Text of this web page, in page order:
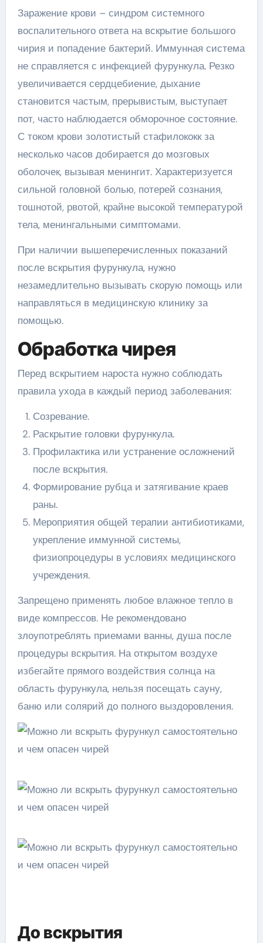
Заражение крови – синдром системного
воспалительного ответа на вскрытие большого
чирия и попадение бактерий. Иммунная система
не справляется с инфекцией фурункула. Резко
увеличивается сердцебиение, дыхание
становится частым, прерывистым, выступает
пот, часто наблюдается обморочное состояние.
С током крови золотистый стафилококк за
несколько часов добирается до мозговых
оболочек, вызывая менингит. Характеризуется
сильной головной болью, потерей сознания,
тошнотой, рвотой, крайне высокой температурой
тела, менингальными симптомами.
При наличии вышеперечисленных показаний
после вскрытия фурункула, нужно
незамедлительно вызывать скорую помощь или
направляться в медицинскую клинику за
помощью.
Обработка чирея
Перед вскрытием нароста нужно соблюдать
правила ухода в каждый период заболевания:
Созревание.
Раскрытие головки фурункула.
Профилактика или устранение осложнений
после вскрытия.
Формирование рубца и затягивание краев
раны.
Мероприятия общей терапии антибиотиками,
укрепление иммунной системы,
физиопроцедуры в условиях медицинского
учреждения.
Запрещено применять любое влажное тепло в
виде компрессов. Не рекомендовано
злоупотреблять приемами ванны, душа после
процедуры вскрытия. На открытом воздухе
избегайте прямого воздействия солнца на
область фурункула, нельзя посещать сауну,
баню или солярий до полного выздоровления.
До вскрытия